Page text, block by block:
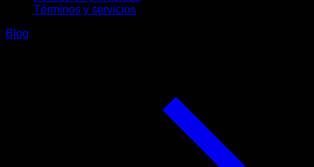
Términos y servicios
Blog